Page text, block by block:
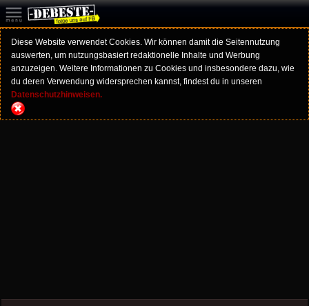
Diese Website verwendet Cookies. Wir können damit die Seitennutzung
auswerten, um nutzungsbasiert redaktionelle Inhalte und Werbung
anzuzeigen. Weitere Informationen zu Cookies und insbesondere dazu, wie
du deren Verwendung widersprechen kannst, findest du in unseren
Datenschutzhinweisen.